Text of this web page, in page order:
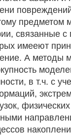
предметом
связанные
имееют
А методы
в т.ч. с